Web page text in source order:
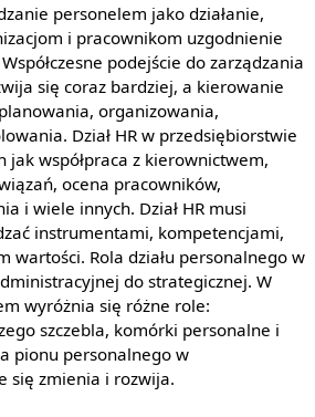
personelem jako działanie,
i pracownikom uzgodnienie
podejście do zarządzania
się coraz bardziej, a kierowanie
organizowania,
Dział HR w przedsiębiorstwie
jak współpraca z kierownictwem,
ocena pracowników,
i wiele innych. Dział HR musi
instrumentami, kompetencjami,
wartości. Rola działu personalnego w
do strategicznej. W
wyróżnia się różne role:
szczebla, komórki personalne i
pionu personalnego w
się zmienia i rozwija.